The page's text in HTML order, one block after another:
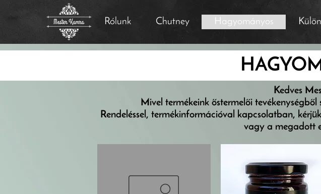
Rólunk Chutney Hagyományos
Kedves
Mivel termékeink őstermelői
Rendeléssel, termékinformációval kapcsolatban,
vagy a megadott